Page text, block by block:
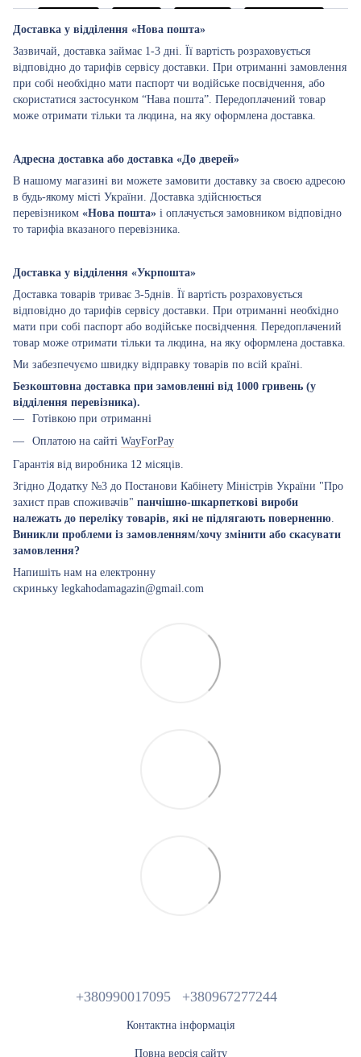
Доставка у відділення «Нова пошта»
Зазвичай, доставка займає 1-3 дні. Її вартість розраховується
відповідно до тарифів сервісу доставки. При отриманні замовлення
при собі необхідно мати паспорт чи водійське посвідчення, або
скористатися застосунком “Нава пошта”. Передоплачений товар
може отримати тільки та людина, на яку оформлена доставка.
Адресна доставка або доставка «До дверей»
В нашому магазині ви можете замовити доставку за своєю адресою
в будь-якому місті України. Доставка здійснюється
перевізником «Нова пошта» і оплачується замовником відповідно
то тарифіа вказаного перевізника.
Доставка у відділення «Укрпошта»
Доставка товарів триває 3-5днів. Її вартість розраховується
відповідно до тарифів сервісу доставки. При отриманні необхідно
мати при собі паспорт або водійське посвідчення. Передоплачений
товар може отримати тільки та людина, на яку оформлена доставка.
Ми забезпечуємо швидку відправку товарів по всій країні.
Безкоштовна доставка при замовленні від 1000 гривень (у
відділення перевізника).
Готівкою при отриманні
Оплатою на сайті WayForPay
Гарантія від виробника 12 місяців.
Згідно Додатку №3 до Постанови Кабінету Міністрів України "Про
захист прав споживачів" панчішно-шкарпеткові вироби
належать до переліку товарів, які не підлягають поверненню
Виникли проблеми із замовленням/хочу змінити або скасувати
замовлення?
Напишіть нам на електронну
скриньку legkahodamagazin@gmail.com
+380990017095 +380967277244
Контактна інформація
Повна версія сайту